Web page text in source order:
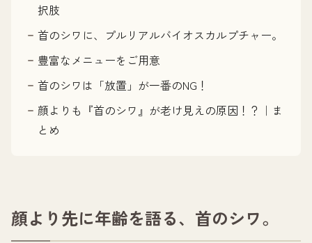
択肢
首のシワに、プルリアルバイオスカルプチャー。
豊富なメニューをご用意
首のシワは「放置」が一番のNG！
顔よりも『首のシワ』が老け見えの原因！？｜ま
とめ
顔より先に年齢を語る、首のシワ。